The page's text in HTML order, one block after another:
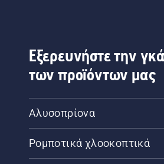
Εξερευνήστε την
των προϊόντων μας
Αλυσοπρίονα
Ρομποτικά χλοοκοπτικά